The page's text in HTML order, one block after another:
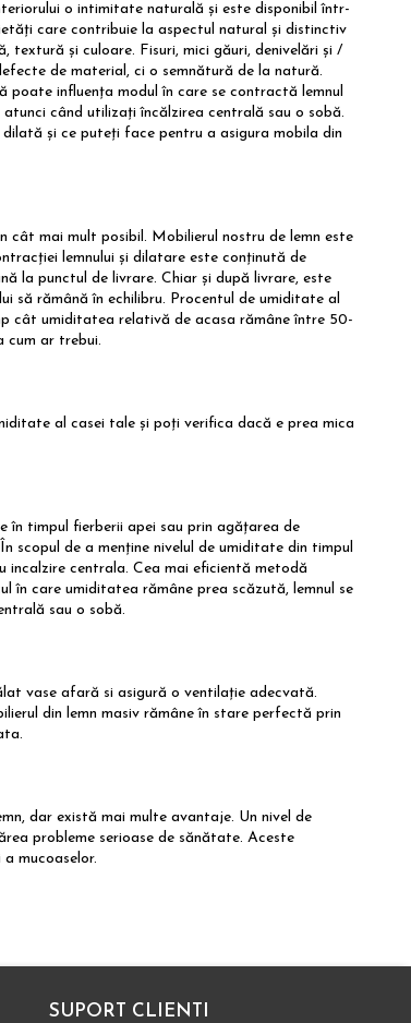
o intimitate naturală și este disponibil într-
care contribuie la aspectul natural și distinctiv
și culoare. Fisuri, mici găuri, denivelări și /
de material, ci o semnătură de la natură.
influența modul în care se contractă lemnul
când utilizați încălzirea centrală sau o sobă.
și ce puteți face pentru a asigura mobila din
cât mai mult posibil. Mobilierul nostru de lemn este
lemnului și dilatare este conținută de
la punctul de livrare. Chiar și după livrare, este
să rămână în echilibru. Procentul de umiditate al
cât umiditatea relativă de acasa rămâne între 50-
cum ar trebui.
al casei tale și poți verifica dacă e prea mica
în timpul fierberii apei sau prin agățarea de
scopul de a menține nivelul de umiditate din timpul
incalzire centrala. Cea mai eficientă metodă
care umiditatea rămâne prea scăzută, lemnul se
sau o sobă.
vase afară si asigură o ventilație adecvată.
din lemn masiv rămâne în stare perfectă prin
dar există mai multe avantaje. Un nivel de
probleme serioase de sănătate. Aceste
mucoaselor.
SUPORT CLIENTI